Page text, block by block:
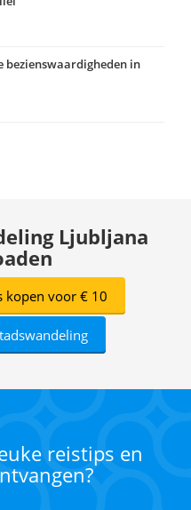
bezienswaardigheden in
Ljubljana
kopen voor € 10
reistips en